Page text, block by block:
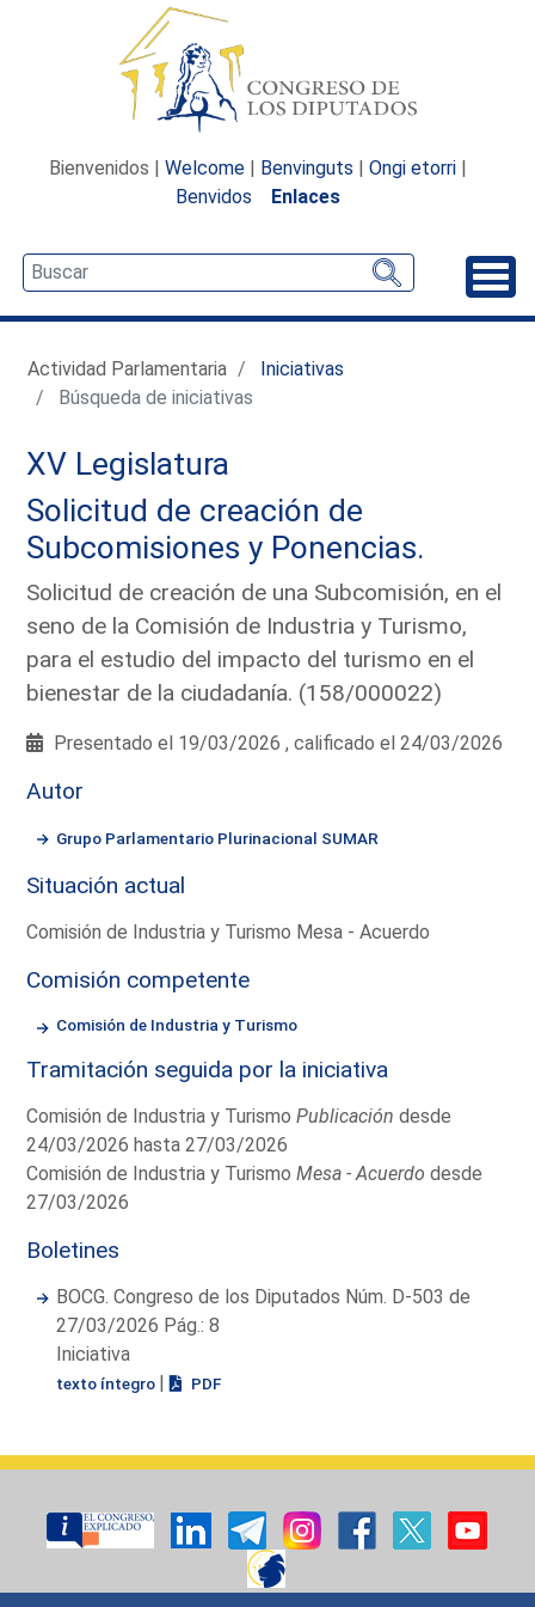
Bienvenidos | Welcome | Benvinguts | Ongi etorri |
Benvidos
Enlaces
Actividad Parlamentaria
Iniciativas
Búsqueda de iniciativas
XV Legislatura
Solicitud de creación de
Subcomisiones y Ponencias.
Solicitud de creación de una Subcomisión, en el
seno de la Comisión de Industria y Turismo,
para el estudio del impacto del turismo en el
bienestar de la ciudadanía. (158/000022)
Presentado el 19/03/2026 , calificado el 24/03/2026
Autor
Grupo Parlamentario Plurinacional SUMAR
Situación actual
Comisión de Industria y Turismo Mesa - Acuerdo
Comisión competente
Comisión de Industria y Turismo
Tramitación seguida por la iniciativa
Comisión de Industria y TurismoPublicación desde
24/03/2026 hasta 27/03/2026
Comisión de Industria y TurismoMesa - Acuerdo desde
27/03/2026
Boletines
BOCG. Congreso de los Diputados Núm. D-503 de
27/03/2026 Pág.: 8
Iniciativa
texto íntegro | PDF